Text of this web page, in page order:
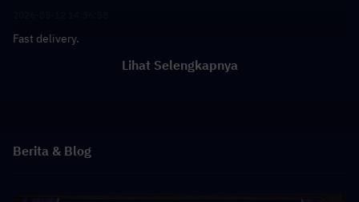
Fast delivery.
Lihat Selengkapnya
Berita & Blog